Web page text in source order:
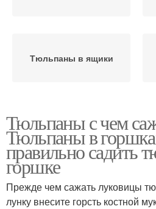
Тюльпаны в ящики
Тюльпаны с чем
Тюльпаны в
правильно садить
горшке
Прежде чем сажать луковицы
лунку внесите горсть костной